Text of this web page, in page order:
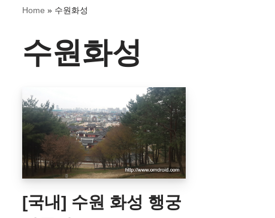
Home » 수원화성
수원화성
[국내] 수원 화성 행궁